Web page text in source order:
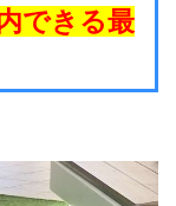
できる最